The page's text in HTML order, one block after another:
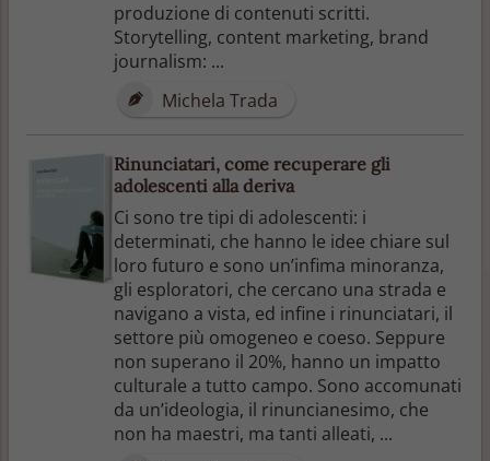
produzione di contenuti scritti.
Storytelling, content marketing, brand
journalism: ...
Michela Trada
Rinunciatari, come recuperare gli
adolescenti alla deriva
Ci sono tre tipi di adolescenti: i
determinati, che hanno le idee chiare sul
loro futuro e sono un’infima minoranza,
gli esploratori, che cercano una strada e
navigano a vista, ed infine i rinunciatari, il
settore più omogeneo e coeso. Seppure
non superano il 20%, hanno un impatto
culturale a tutto campo. Sono accomunati
da un’ideologia, il rinuncianesimo, che
non ha maestri, ma tanti alleati, ...